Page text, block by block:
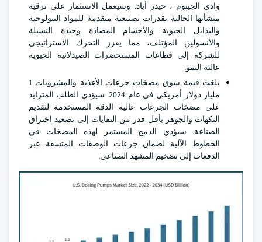
وادي الجينوم ، حيدر أباد. وسيعمل الاستثمار على ترقية
منشأتها الحالية بقدرات تصنيعية متقدمة للمواد البيولوجية
والبدائل الحيوية والأجسام المضادة وحيدة النسيلة
والأنسولين المؤتلف، مما يعزز التحرك الاستراتيجي
للشركة إلى قطاعات المستحضرات الصيدلانية الحيوية
عالية النمو.
بلغت قيمة سوق مضخات جرعات الأغذية والمشروبات 1
مليار دولار أمريكي في عام 2024. سيؤدي الطلب المتزايد
على مضخات الجرعات عالية الدقة المستخدمة لتقديم
النكهات والجوهر بأقل قدر من النفايات إلى تصعيد اختراق
الصناعة. سيؤدي الدمج المستمر لهذه المضخات في
الخطوط الآلية لضمان جرعات الوصفات المتسقة عبر
الدفعات إلى تضخيم المشهد الصناعي.